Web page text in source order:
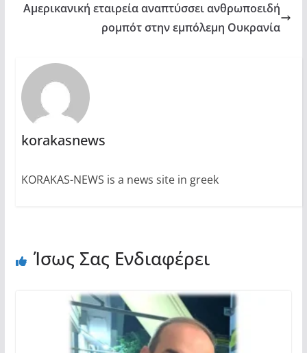
Αμερικανική εταιρεία αναπτύσσει ανθρωποειδή
ρομπότ στην εμπόλεμη Ουκρανία
korakasnews
KORAKAS-NEWS is a news site in greek
Ίσως Σας Ενδιαφέρει